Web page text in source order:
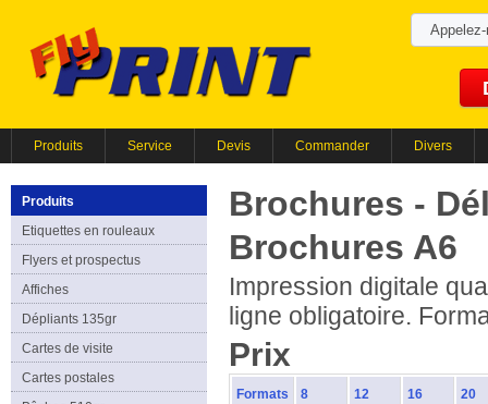
Produits Service Devis Commander Divers
Produits
Etiquettes en rouleaux
Flyers et prospectus
Affiches
Dépliants 135gr
Cartes de visite
Cartes postales
Brochures -
Brochures A6
Impression digitale
ligne obligatoire.
Prix
Formats
8
12
16
20